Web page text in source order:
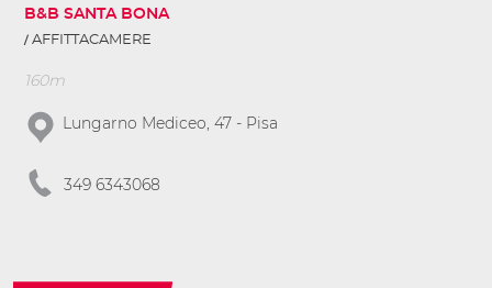
B&B SANTA BONA
AFFITTACAMERE
160m
Lungarno Mediceo, 47 - Pisa
349 6343068